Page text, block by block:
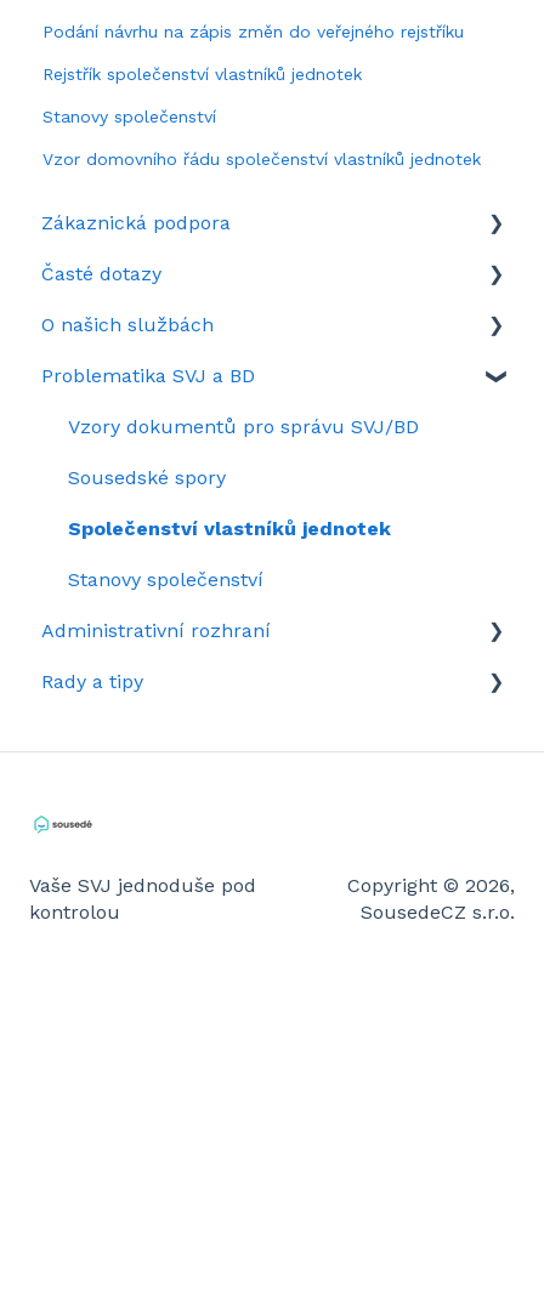
Podání návrhu na zápis změn do veřejného rejstříku
Rejstřík společenství vlastníků jednotek
Stanovy společenství
Vzor domovního řádu společenství vlastníků jednotek
Zákaznická podpora
Když si nevíte rady
Představení portálu SousedéCZ
Nastavení portálu SousedéCZ
Kolik stojí SousedéCZ
Časté dotazy
Aktuálně zrovna hledáte
Často se ptáte
O našich službách
Služby na Sousedé.cz
Záznamy webinářů
Problematika SVJ a BD
Vzory dokumentů pro správu SVJ/BD
Sousedské spory
Společenství vlastníků jednotek
Stanovy společenství
Administrativní rozhraní
Rozhraní domu v kostce
Rady a tipy
Vaše SVJ jednoduše pod
kontrolou
Copyright © 2026,
SousedeCZ s.r.o.